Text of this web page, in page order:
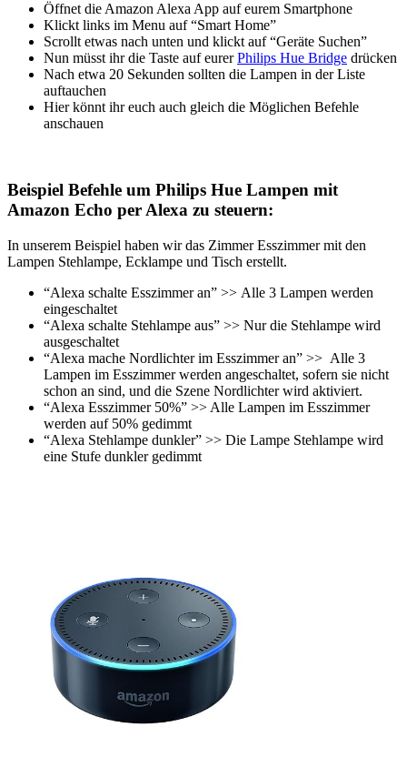
Öffnet die Amazon Alexa App auf eurem Smartphone
Klickt links im Menu auf “Smart Home”
Scrollt etwas nach unten und klickt auf “Geräte Suchen”
Nun müsst ihr die Taste auf eurerPhilips Hue Bridge drücken
Nach etwa 20 Sekunden sollten die Lampen in der Liste
auftauchen
Hier könnt ihr euch auch gleich die Möglichen Befehle
anschauen
Beispiel Befehle um Philips Hue Lampen mit
Amazon Echo per Alexa zu steuern:
In unserem Beispiel haben wir das Zimmer Esszimmer mit den
Lampen Stehlampe, Ecklampe und Tisch erstellt.
“Alexa schalte Esszimmer an” >> Alle 3 Lampen werden
eingeschaltet
“Alexa schalte Stehlampe aus” >> Nur die Stehlampe wird
ausgeschaltet
“Alexa mache Nordlichter im Esszimmer an” >> Alle 3
Lampen im Esszimmer werden angeschaltet, sofern sie nicht
schon an sind, und die Szene Nordlichter wird aktiviert.
“Alexa Esszimmer 50%” >> Alle Lampen im Esszimmer
werden auf 50% gedimmt
“Alexa Stehlampe dunkler” >> Die Lampe Stehlampe wird
eine Stufe dunkler gedimmt